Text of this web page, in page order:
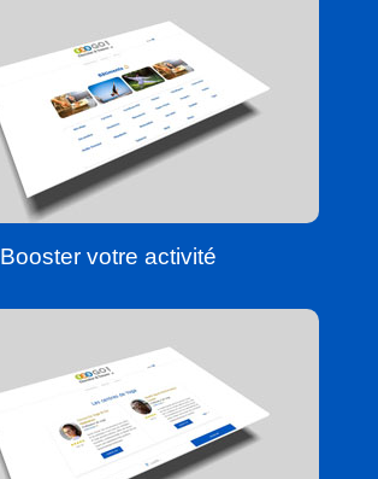
Booster votre activité